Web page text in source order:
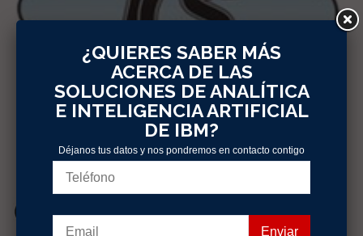
¿QUIERES SABER MÁS
ACERCA DE LAS
SOLUCIONES DE ANALÍTICA
E INTELIGENCIA ARTIFICIAL
DE IBM?
Déjanos tus datos y nos pondremos en contacto contigo